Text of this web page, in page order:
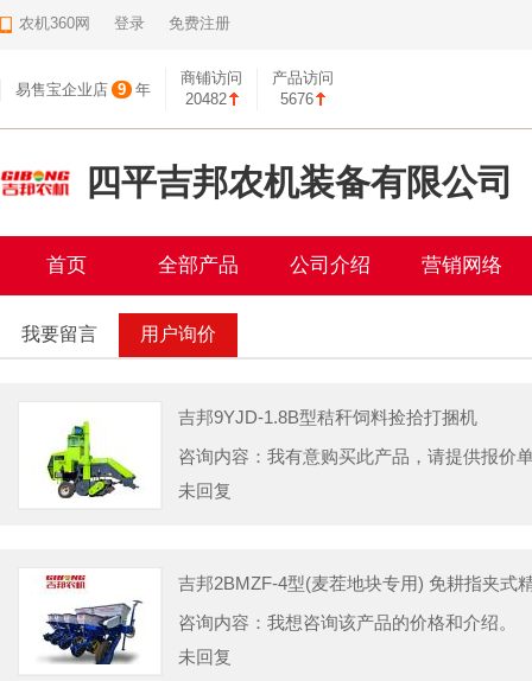
农机360网 登录 免费注册
易售宝企业店 9 年
商铺访问
20482
产品访问
5676
四平吉邦农机装备有限公司
首页 全部产品 公司介绍 营销网络
我要留言 用户询价
吉邦9YJD-1.8B型秸秆饲料捡拾打捆机
咨询内容：我有意购买此产品，请提供报价
未回复
吉邦2BMZF-4型(麦茬地块专用) 免耕指夹式
咨询内容：我想咨询该产品的价格和介绍。
未回复